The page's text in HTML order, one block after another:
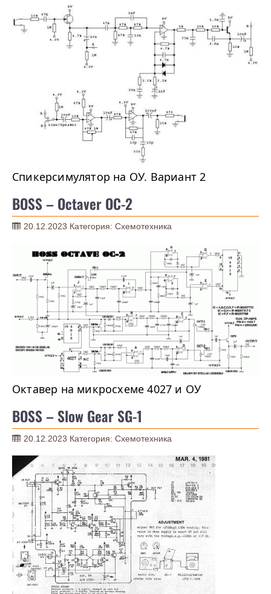
Спикерсимулятор на ОУ. Вариант 2
BOSS – Octaver OC-2
20.12.2023 Категория: Схемотехника
Октавер на микросхеме 4027 и ОУ
BOSS – Slow Gear SG-1
20.12.2023 Категория: Схемотехника